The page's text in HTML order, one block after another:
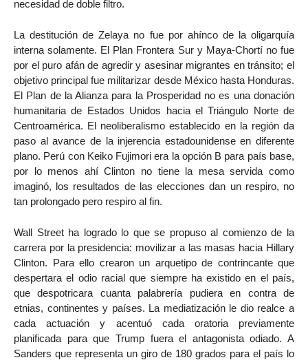
necesidad de doble filtro.
La destitución de Zelaya no fue por ahínco de la oligarquía
interna solamente. El Plan Frontera Sur y Maya-Chortí no fue
por el puro afán de agredir y asesinar migrantes en tránsito; el
objetivo principal fue militarizar desde México hasta Honduras.
El Plan de la Alianza para la Prosperidad no es una donación
humanitaria de Estados Unidos hacia el Triángulo Norte de
Centroamérica. El neoliberalismo establecido en la región da
paso al avance de la injerencia estadounidense en diferente
plano. Perú con Keiko Fujimori era la opción B para país base,
por lo menos ahí Clinton no tiene la mesa servida como
imaginó, los resultados de las elecciones dan un respiro, no
tan prolongado pero respiro al fin.
Wall Street ha logrado lo que se propuso al comienzo de la
carrera por la presidencia: movilizar a las masas hacia Hillary
Clinton. Para ello crearon un arquetipo de contrincante que
despertara el odio racial que siempre ha existido en el país,
que despotricara cuanta palabrería pudiera en contra de
etnias, continentes y países. La mediatización le dio realce a
cada actuación y acentuó cada oratoria previamente
planificada para que Trump fuera el antagonista odiado. A
Sanders que representa un giro de 180 grados para el país lo